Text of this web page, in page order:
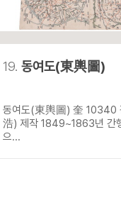
19. 동여도(東輿圖)
동여도(東輿圖) 奎 10340
浩) 제작 1849~1863년 간
으...